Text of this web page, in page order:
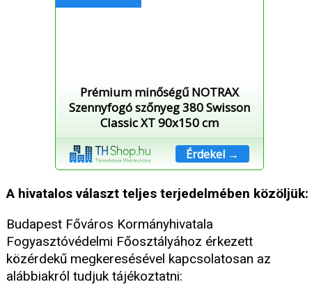
Prémium minőségű NOTRAX
Szennyfogó szőnyeg 380 Swisson
Classic XT 90x150 cm
Érdekel →
A hivatalos választ teljes terjedelmében közöljük:
Budapest Főváros Kormányhivatala
Fogyasztóvédelmi Főosztályához érkezett
közérdekű megkeresésével kapcsolatosan az
alábbiakról tudjuk tájékoztatni: